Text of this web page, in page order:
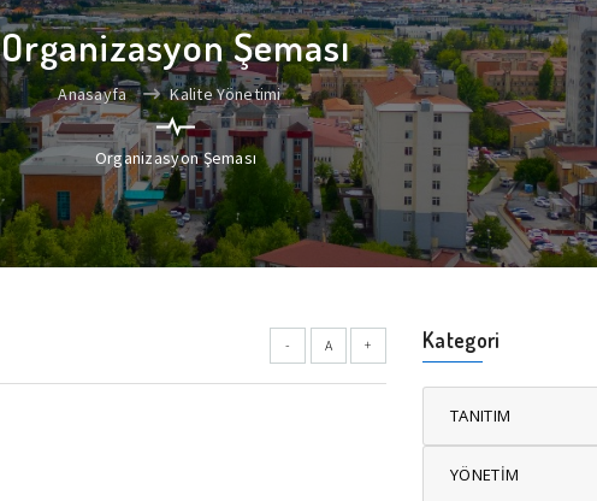
Organizasyon Şeması
Anasayfa Kalite Yönetimi
Organizasyon Şeması
- A + Kategori
TANITIM
YÖNETİM